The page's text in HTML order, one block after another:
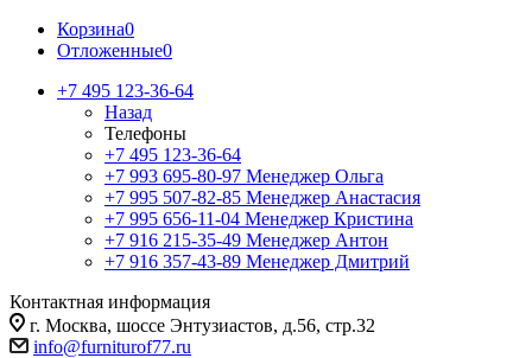
Корзина0
Отложенные0
+7 495 123-36-64
Назад
Телефоны
+7 495 123-36-64
+7 993 695-80-97 Менеджер Ольга
+7 995 507-82-85 Менеджер Анастасия
+7 995 656-11-04 Менеджер Кристина
+7 916 215-35-49 Менеджер Антон
+7 916 357-43-89 Менеджер Дмитрий
Контактная информация
г. Москва, шоссе Энтузиастов, д.56, стр.32
info@furniturof77.ru